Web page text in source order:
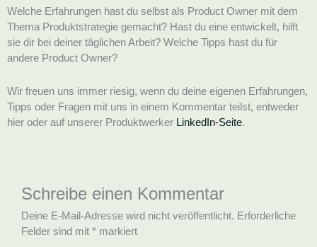
Welche Erfahrungen hast du selbst als Product Owner mit dem
Thema Produktstrategie gemacht? Hast du eine entwickelt, hilft
sie dir bei deiner täglichen Arbeit? Welche Tipps hast du für
andere Product Owner?
Wir freuen uns immer riesig, wenn du deine eigenen Erfahrungen,
Tipps oder Fragen mit uns in einem Kommentar teilst, entweder
hier oder auf unserer Produktwerker LinkedIn-Seite.
Schreibe einen Kommentar
Deine E-Mail-Adresse wird nicht veröffentlicht. Erforderliche
Felder sind mit * markiert